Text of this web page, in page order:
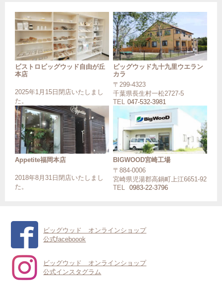
ビストロビッグウッド自由が丘
本店
2025年1月15日閉店いたしまし
た。
ビッグウッド九十九里ウエラン
カラ
〒299-4323
千葉県長生村一松2727-5
TEL 047-532-3981
Appetite福岡本店
2018年8月31日閉店いたしまし
た。
BIGWOOD宮崎工場
〒884-0006
宮崎県児湯郡高鍋町上江6651-92
TEL
0983-22-3796
ビッグウッド オンラインショップ
公式faceboook
ビッグウッド オンラインショップ
公式インスタグラム